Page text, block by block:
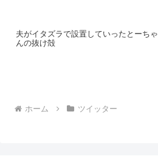
夫がイタズラで設置していったとーちゃ
んの抜け殻
ホーム ツイッター